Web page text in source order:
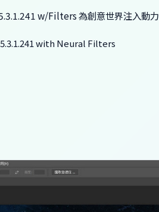
w/Filters 為創意世界注入動力
with Neural Filters